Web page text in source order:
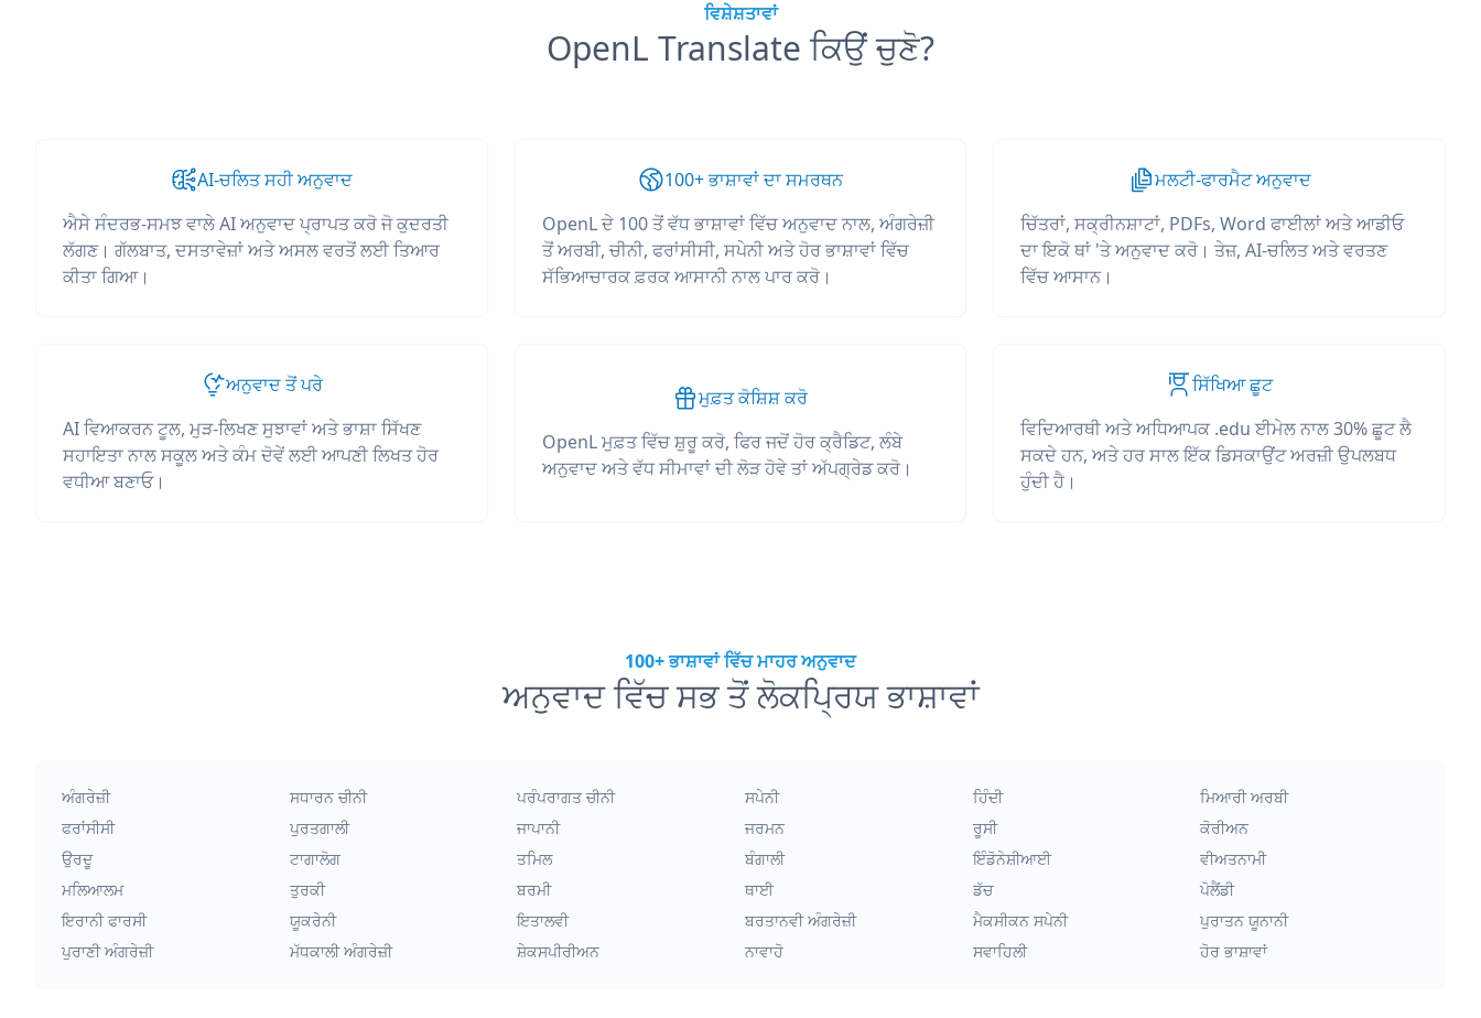
ਵਿਸ਼ੇਸ਼ਤਾਵਾਂ
OpenL Translate ਕਿਉਂ ਚੁਣੋ?
AI-ਚਲਿਤ ਸਹੀ ਅਨੁਵਾਦ
ਐਸੇ ਸੰਦਰਭ-ਸਮਝ ਵਾਲੇ AI ਅਨੁਵਾਦ ਪ੍ਰਾਪਤ ਕਰੋ ਜੋ ਕੁਦਰਤੀ
ਲੱਗਣ। ਗੱਲਬਾਤ, ਦਸਤਾਵੇਜ਼ਾਂ ਅਤੇ ਅਸਲ ਵਰਤੋਂ ਲਈ ਤਿਆਰ
ਕੀਤਾ ਗਿਆ।
100+ ਭਾਸ਼ਾਵਾਂ ਦਾ ਸਮਰਥਨ
OpenL ਦੇ 100 ਤੋਂ ਵੱਧ ਭਾਸ਼ਾਵਾਂ ਵਿੱਚ ਅਨੁਵਾਦ ਨਾਲ, ਅੰਗਰੇਜ਼ੀ
ਤੋਂ ਅਰਬੀ, ਚੀਨੀ, ਫਰਾਂਸੀਸੀ, ਸਪੇਨੀ ਅਤੇ ਹੋਰ ਭਾਸ਼ਾਵਾਂ ਵਿੱਚ
ਸੱਭਿਆਚਾਰਕ ਫ਼ਰਕ ਆਸਾਨੀ ਨਾਲ ਪਾਰ ਕਰੋ।
ਮਲਟੀ-ਫਾਰਮੈਟ ਅਨੁਵਾਦ
ਚਿੱਤਰਾਂ, ਸਕ੍ਰੀਨਸ਼ਾਟਾਂ, PDFs, Word ਫਾਈਲਾਂ ਅਤੇ ਆਡੀਓ
ਦਾ ਇਕੋ ਥਾਂ 'ਤੇ ਅਨੁਵਾਦ ਕਰੋ। ਤੇਜ਼, AI-ਚਲਿਤ ਅਤੇ ਵਰਤਣ
ਵਿੱਚ ਆਸਾਨ।
ਅਨੁਵਾਦ ਤੋਂ ਪਰੇ
AI ਵਿਆਕਰਨ ਟੂਲ, ਮੁੜ-ਲਿਖਣ ਸੁਝਾਵਾਂ ਅਤੇ ਭਾਸ਼ਾ ਸਿੱਖਣ
ਸਹਾਇਤਾ ਨਾਲ ਸਕੂਲ ਅਤੇ ਕੰਮ ਦੋਵੇਂ ਲਈ ਆਪਣੀ ਲਿਖਤ ਹੋਰ
ਵਧੀਆ ਬਣਾਓ।
ਮੁਫ਼ਤ ਕੋਸ਼ਿਸ਼ ਕਰੋ
OpenL ਮੁਫ਼ਤ ਵਿੱਚ ਸ਼ੁਰੂ ਕਰੋ, ਫਿਰ ਜਦੋਂ ਹੋਰ ਕ੍ਰੈਡਿਟ, ਲੰਬੇ
ਅਨੁਵਾਦ ਅਤੇ ਵੱਧ ਸੀਮਾਵਾਂ ਦੀ ਲੋੜ ਹੋਵੇ ਤਾਂ ਅੱਪਗ੍ਰੇਡ ਕਰੋ।
ਸਿੱਖਿਆ ਛੂਟ
ਵਿਦਿਆਰਥੀ ਅਤੇ ਅਧਿਆਪਕ .edu ਈਮੇਲ ਨਾਲ 30% ਛੂਟ ਲੈ
ਸਕਦੇ ਹਨ, ਅਤੇ ਹਰ ਸਾਲ ਇੱਕ ਡਿਸਕਾਉਂਟ ਅਰਜ਼ੀ ਉਪਲਬਧ
ਹੁੰਦੀ ਹੈ।
100+ ਭਾਸ਼ਾਵਾਂ ਵਿੱਚ ਮਾਹਰ ਅਨੁਵਾਦ
ਅਨੁਵਾਦ ਵਿੱਚ ਸਭ ਤੋਂ ਲੋਕਪ੍ਰਿਯ ਭਾਸ਼ਾਵਾਂ
ਅੰਗਰੇਜ਼ੀ ਸਧਾਰਨ ਚੀਨੀ ਪਰੰਪਰਾਗਤ ਚੀਨੀ ਸਪੇਨੀ ਹਿੰਦੀ
ਮਿਆਰੀ ਅਰਬੀ
ਫਰਾਂਸੀਸੀ
ਪੁਰਤਗਾਲੀ ਜਾਪਾਨੀ ਜਰਮਨ ਰੂਸੀ
ਕੋਰੀਅਨ
ਉਰਦੂ
ਟਾਗਾਲੋਗ ਤਮਿਲ ਬੰਗਾਲੀ ਇੰਡੋਨੇਸ਼ੀਆਈ
ਵੀਅਤਨਾਮੀ
ਮਲਿਆਲਮ
ਤੁਰਕੀ ਬਰਮੀ ਥਾਈ ਡੱਚ
ਪੋਲੈਂਡੀ
ਇਰਾਨੀ ਫਾਰਸੀ
ਯੂਕਰੇਨੀ ਇਤਾਲਵੀ ਬਰਤਾਨਵੀ ਅੰਗਰੇਜ਼ੀ ਮੈਕਸੀਕਨ ਸਪੇਨੀ
ਪੁਰਾਤਨ ਯੂਨਾਨੀ
ਪੁਰਾਣੀ ਅੰਗਰੇਜ਼ੀ
ਮੱਧਕਾਲੀ ਅੰਗਰੇਜ਼ੀ ਸ਼ੇਕਸਪੀਰੀਅਨ ਨਾਵਾਹੋ ਸਵਾਹਿਲੀ ਹੋਰ ਭਾਸ਼ਾਵਾਂ